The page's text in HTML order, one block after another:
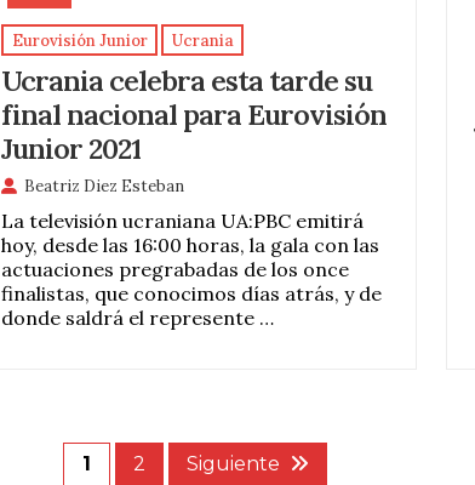
Eurovisión Junior Ucrania
Ucrania celebra esta tarde su
final nacional para Eurovisión
Junior 2021
Beatriz Diez Esteban
La televisión ucraniana UA:PBC emitirá
hoy, desde las 16:00 horas, la gala con las
actuaciones pregrabadas de los once
finalistas, que conocimos días atrás, y de
donde saldrá el represente …
1 2 Siguiente